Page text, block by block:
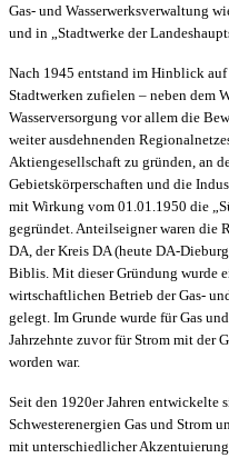
Gas- und Wasserwerksverwaltung
und in „Stadtwerke der
Nach 1945 entstand im Hinblick
Stadtwerken zufielen – neben dem
Wasserversorgung vor allem die
weiter ausdehnenden
Aktiengesellschaft zu gründen, an
Gebietskörperschaften und die
mit Wirkung vom 01.01.1950 die
gegründet. Anteilseigner waren die
DA, der Kreis DA (heute DA-
Biblis. Mit dieser Gründung wurde
wirtschaftlichen Betrieb der Gas-
gelegt. Im Grunde wurde für Gas
Jahrzehnte zuvor für Strom mit der
worden war.
Seit den 1920er Jahren entwickelte
Schwesterenergien Gas und Strom
mit unterschiedlicher